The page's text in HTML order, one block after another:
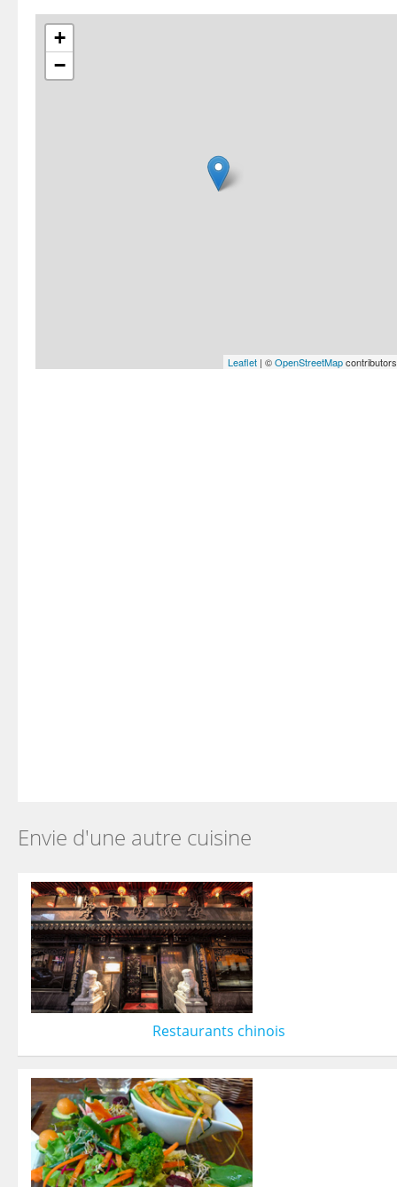
+
−
Leaflet | ©OpenStreetMapcontributors
Envie d'une autre cuisine
Restaurants chinois